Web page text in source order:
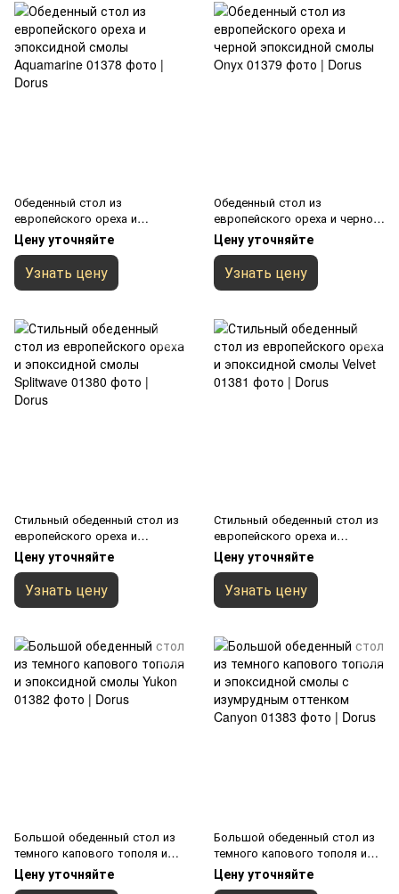
Обеденный стол из
европейского ореха и
эпоксидной смолы Aquamarine
Цену уточняйте
Узнать цену
Обеденный стол из
европейского ореха и черной
эпоксидной смолы Onyx
Цену уточняйте
Узнать цену
Стильный обеденный стол из
европейского ореха и
эпоксидной смолы Splitwave
Цену уточняйте
Узнать цену
Стильный обеденный стол из
европейского ореха и
эпоксидной смолы Velvet
Цену уточняйте
Узнать цену
Большой обеденный стол из
темного капового тополя и
эпоксидной смолы Yukon
Цену уточняйте
Большой обеденный стол из
темного капового тополя и
эпоксидной смолы с
изумрудным оттенком Canyon
Цену уточняйте